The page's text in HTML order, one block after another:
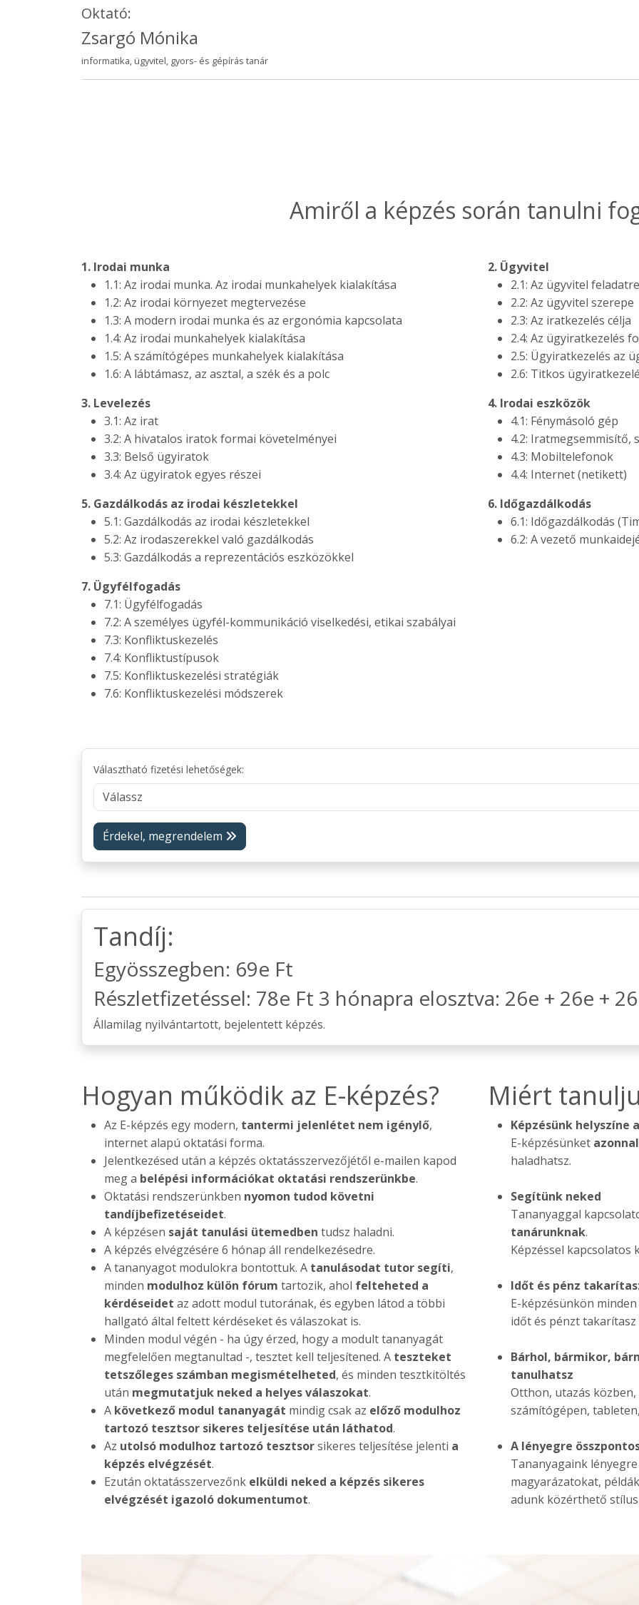
Oktató:
Zsargó Mónika
informatika, ügyvitel, gyors- és gépírás tanár
Amiről a képzés során tanulni
1. Irodai munka
1.1: Az irodai munka. Az irodai munkahelyek kialakítása
1.2: Az irodai környezet megtervezése
1.3: A modern irodai munka és az ergonómia kapcsolata
1.4: Az irodai munkahelyek kialakítása
1.5: A számítógépes munkahelyek kialakítása
1.6: A lábtámasz, az asztal, a szék és a polc
3. Levelezés
3.1: Az irat
3.2: A hivatalos iratok formai követelményei
3.3: Belső ügyiratok
3.4: Az ügyiratok egyes részei
5. Gazdálkodás az irodai készletekkel
5.1: Gazdálkodás az irodai készletekkel
5.2: Az irodaszerekkel való gazdálkodás
5.3: Gazdálkodás a reprezentációs eszközökkel
7. Ügyfélfogadás
7.1: Ügyfélfogadás
7.2: A személyes ügyfél-kommunikáció viselkedési, etikai szabályai
7.3: Konfliktuskezelés
7.4: Konfliktustípusok
7.5: Konfliktuskezelési stratégiák
7.6: Konfliktuskezelési módszerek
2. Ügyvitel
2.1: Az ügyvitel
2.2: Az ügyvitel szerepe
2.3: Az iratkezelés célja
2.4: Az ügyiratkezelés
2.5: Ügyiratkezelés az
2.6: Titkos
4. Irodai eszközök
4.1: Fénymásoló gép
4.2: Iratmegsemmisítő,
4.3: Mobiltelefonok
4.4: Internet (netikett)
6. Időgazdálkodás
6.1: Időgazdálkodás
6.2: A vezető
Választható fizetési lehetőségek:
Érdekel, megrendelem
Tandíj:
Egyösszegben: 69e Ft
Részletfizetéssel: 78e Ft 3 hónapra elosztva: 26e + 26e +
Államilag nyilvántartott, bejelentett képzés.
Hogyan működik az E-képzés?
Az E-képzés egy modern, tantermi jelenlétet nem igénylő,
internet alapú oktatási forma.
Jelentkezésed után a képzés oktatásszervezőjétől e-mailen kapod
meg a belépési információkat oktatási rendszerünkbe.
Oktatási rendszerünkben nyomon tudod követni
tandíjbefizetéseidet.
A képzésen saját tanulási ütemedben tudsz haladni.
A képzés elvégzésére 6 hónap áll rendelkezésedre.
A tananyagot modulokra bontottuk. A tanulásodat tutor segíti,
minden modulhoz külön fórum tartozik, ahol felteheted a
kérdéseidet az adott modul tutorának, és egyben látod a többi
hallgató által feltett kérdéseket és válaszokat is.
Minden modul végén - ha úgy érzed, hogy a modult tananyagát
megfelelően megtanultad -, tesztet kell teljesítened. A teszteket
tetszőleges számban megismételheted, és minden tesztkitöltés
után megmutatjuk neked a helyes válaszokat.
A következő modul tananyagát mindig csak az előző modulhoz
tartozó tesztsor sikeres teljesítése után láthatod.
Az utolsó modulhoz tartozó tesztsorsikeres teljesítése jelenti a
képzés elvégzését.
Ezután oktatásszervezőnk elküldi neked a képzés sikeres
elvégzését igazoló dokumentumot.
Miért
Képzésünk helyszíne
E-képzésünket
haladhatsz.
Segítünk neked
Tananyaggal
tanárunknak.
Képzéssel kapcsolatos
Időt és pénz
E-képzésünkön
időt és pénzt takarítasz
Bárhol, bármikor,
tanulhatsz
Otthon, utazás
számítógépen,
A lényegre
Tananyagaink
magyarázatokat,
adunk közérthető